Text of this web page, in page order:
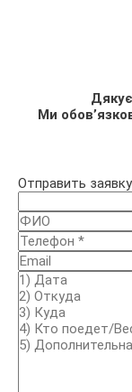
Ми
Отправить заявку